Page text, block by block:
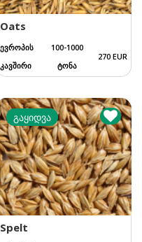
Oats
ევროპის
კავშირი
100-1000
ტონა
270 EUR
გაყიდვა
Spelt